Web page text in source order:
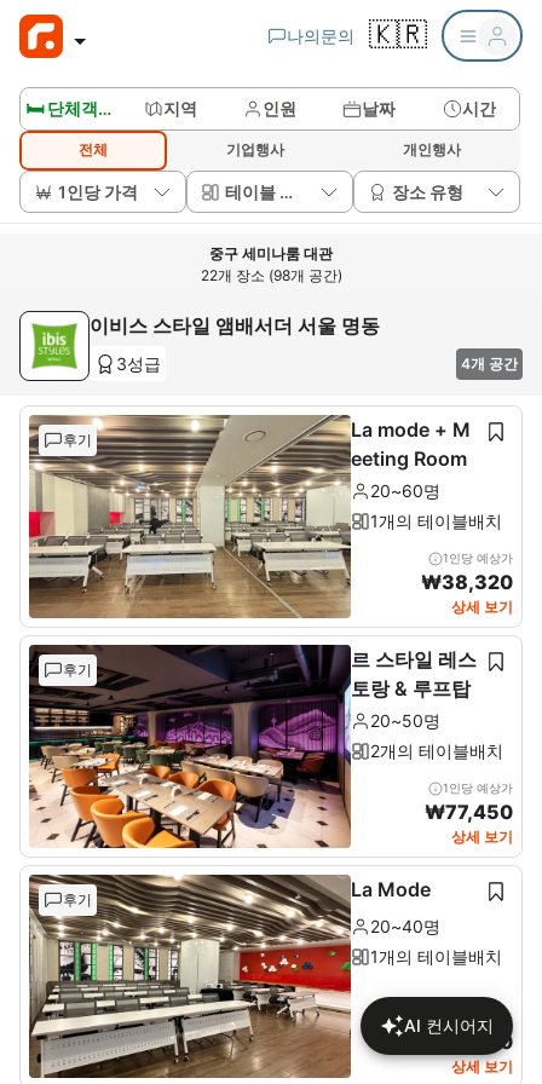
나의문의 🇰🇷
🛏️ 단체객실보기 지역 인원 날짜 시간
전체 기업행사 개인행사
1인당 가격 테이블 배치 장소 유형
중구 세미나룸 대관
22개 장소 (98개 공간)
이비스 스타일 앰배서더 서울 명동
3성급 4개 공간
후기
La mode + M
eeting Room
20~60명
1개의 테이블배치
1인당 예상가
₩38,320
상세 보기
후기
르 스타일 레스
토랑 & 루프탑
20~50명
2개의 테이블배치
1인당 예상가
₩77,450
상세 보기
후기 La Mode
20~40명
1개의 테이블배치
1인당 예상가
₩ 46,170
상세 보기
AI 컨시어지